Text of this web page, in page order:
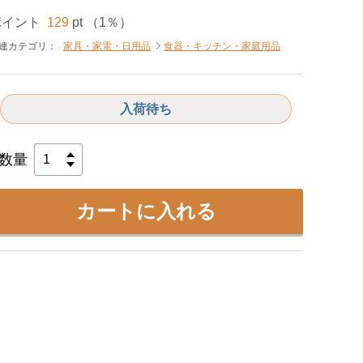
ント 129 pt （1％）
カテゴリ： 家具・家電・日用品 食器・キッチン・家庭用品
入荷待ち
量
カートに入れる